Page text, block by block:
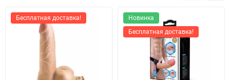
Бесплатная доставка!
Новинка
Бесплатная доставка!